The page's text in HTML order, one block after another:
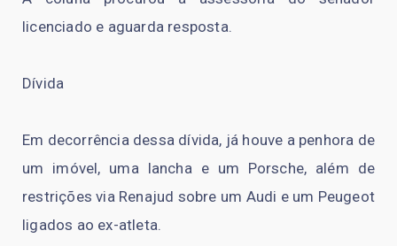
licenciado e aguarda resposta.
Dívida
Em decorrência dessa dívida, já houve a penhora de
um imóvel, uma lancha e um Porsche, além de
restrições via Renajud sobre um Audi e um Peugeot
ligados ao ex-atleta.